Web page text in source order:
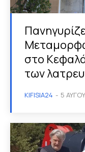
στο
των
KIFISIA24 - 5